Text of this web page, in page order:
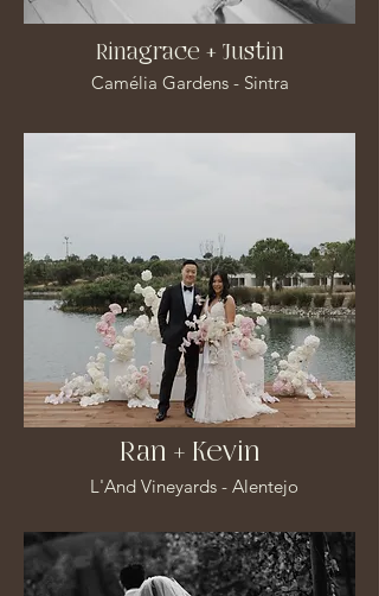
Rinagrace + Justin
Camélia Gardens - Sintra
Ran + Kevin
L'And Vineyards - Alentejo